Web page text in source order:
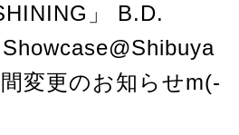
」 B.D.
変更のお知らせm(-